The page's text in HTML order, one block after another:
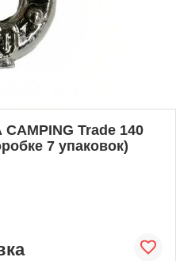
Trade 140
7 упаковок)